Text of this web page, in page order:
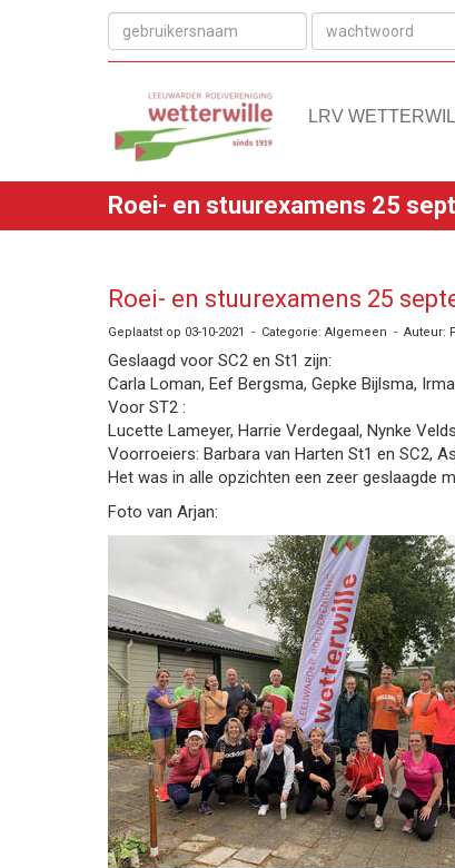
LRV
Roei- en stuurexamens 25
Roei- en stuurexamens 25
Geplaatst op 03-10-2021 - Categorie: Algemeen - Auteur:
Geslaagd voor SC2 en St1 zijn:
Carla Loman, Eef Bergsma, Gepke Bijlsma,
Voor ST2 :
Lucette Lameyer, Harrie Verdegaal, Nynke
Voorroeiers: Barbara van Harten St1 en SC2,
Het was in alle opzichten een zeer geslaagde
Foto van Arjan: